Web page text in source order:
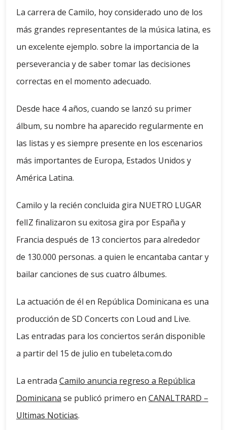
La carrera de Camilo, hoy considerado uno de los
más grandes representantes de la música latina, es
un excelente ejemplo. sobre la importancia de la
perseverancia y de saber tomar las decisiones
correctas en el momento adecuado.
Desde hace 4 años, cuando se lanzó su primer
álbum, su nombre ha aparecido regularmente en
las listas y es siempre presente en los escenarios
más importantes de Europa, Estados Unidos y
América Latina.
Camilo y la recién concluida gira NUETRO LUGAR
felIZ finalizaron su exitosa gira por España y
Francia después de 13 conciertos para alrededor
de 130.000 personas. a quien le encantaba cantar y
bailar canciones de sus cuatro álbumes.
La actuación de él en República Dominicana es una
producción de SD Concerts con Loud and Live.
Las entradas para los conciertos serán disponible
a partir del 15 de julio en tubeleta.com.do
La entrada Camilo anuncia regreso a República
Dominicana se publicó primero en CANALTRARD –
Ultimas Noticias.